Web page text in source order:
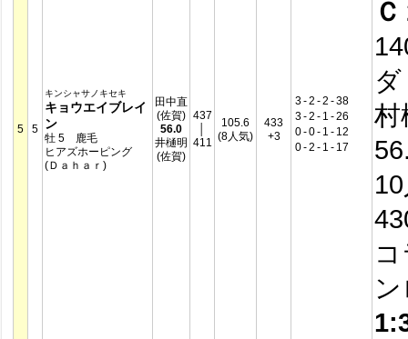
5 5
キンシャサノキセキ
キョウエイブレイ
ン
牡 5 鹿毛
ヒアズホーピング
(Ｄａｈａｒ)
田中直
(佐賀)
56.0
井樋明
(佐賀)
437
411
105.6
(8人気)
433
+3
3-2 -2 -38
3-2 - 1 -26
0-0- 1 - 12
0-2 - 1 - 17